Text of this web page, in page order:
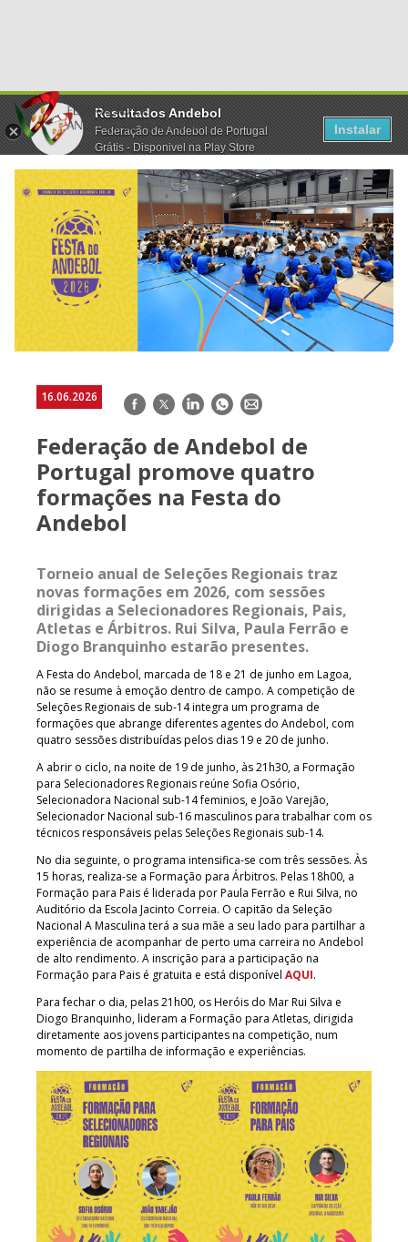
Resultados Andebol
Federação de Andebol de Portugal
Grátis - Disponivel na Play Store
Instalar
16.06.2026 Facebook
TwitterLinkedInWhatsApp
E-
Federação de Andebol de
Portugal promove quatro
formações na Festa do
Andebol
Torneio anual de Seleções Regionais traz
novas formações em 2026, com sessões
dirigidas a Selecionadores Regionais, Pais,
Atletas e Árbitros. Rui Silva, Paula Ferrão e
Diogo Branquinho estarão presentes.
A Festa do Andebol, marcada de 18 e 21 de junho em Lagoa,
não se resume à emoção dentro de campo. A competição de
Seleções Regionais de sub-14 integra um programa de
formações que abrange diferentes agentes do Andebol, com
quatro sessões distribuídas pelos dias 19 e 20 de junho.
A abrir o ciclo, na noite de 19 de junho, às 21h30, a Formação
para Selecionadores Regionais reúne Sofia Osório,
Selecionadora Nacional sub-14 feminios, e João Varejão,
Selecionador Nacional sub-16 masculinos para trabalhar com os
técnicos responsáveis pelas Seleções Regionais sub-14.
No dia seguinte, o programa intensifica-se com três sessões. Às
15 horas, realiza-se a Formação para Árbitros. Pelas 18h00, a
Formação para Pais é liderada por Paula Ferrão e Rui Silva, no
Auditório da Escola Jacinto Correia. O capitão da Seleção
Nacional A Masculina terá a sua mãe a seu lado para partilhar a
experiência de acompanhar de perto uma carreira no Andebol
de alto rendimento. A inscrição para a participação na
Formação para Pais é gratuita e está disponível AQUI.
Para fechar o dia, pelas 21h00, os Heróis do Mar Rui Silva e
Diogo Branquinho, lideram a Formação para Atletas, dirigida
diretamente aos jovens participantes na competição, num
momento de partilha de informação e experiências.